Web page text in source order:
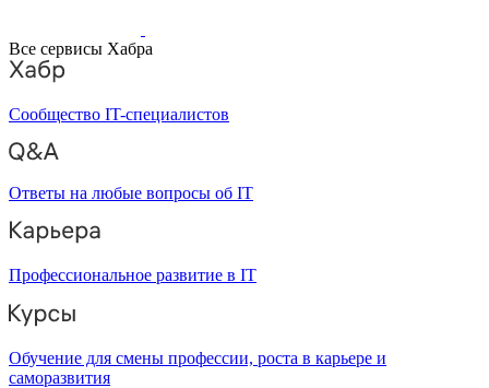
Все сервисы Хабра
Сообщество IT-специалистов
Ответы на любые вопросы об IT
Профессиональное развитие в IT
Обучение для смены профессии, роста в карьере и
саморазвития